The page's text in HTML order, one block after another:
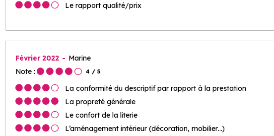
Le rapport qualité/prix
Février 2022
Marine
Note :
4 / 5
La conformité du descriptif par rapport à la prestation
La propreté générale
Le confort de la literie
L’aménagement intérieur (décoration, mobilier…)